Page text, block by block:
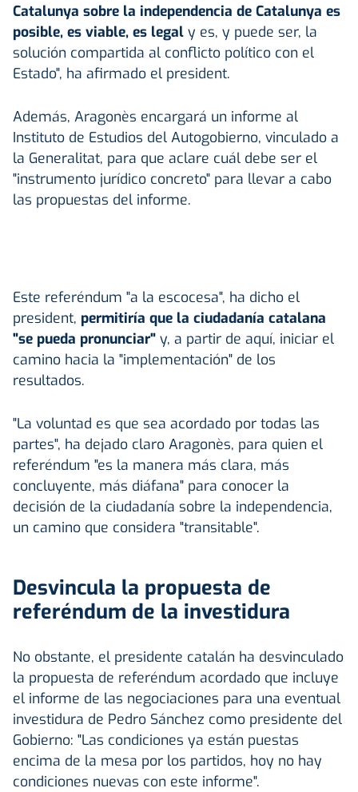
Catalunya sobre la independencia de Catalunya es
posible, es viable, es legal y es, y puede ser, la
solución compartida al conflicto político con el
Estado", ha afirmado el president.
Además, Aragonès encargará un informe al
Instituto de Estudios del Autogobierno, vinculado a
la Generalitat, para que aclare cuál debe ser el
"instrumento jurídico concreto" para llevar a cabo
las propuestas del informe.
Este referéndum "a la escocesa", ha dicho el
president, permitiría que la ciudadanía catalana
"se pueda pronunciar" y, a partir de aquí, iniciar el
camino hacia la "implementación" de los
resultados.
"La voluntad es que sea acordado por todas las
partes", ha dejado claro Aragonès, para quien el
referéndum "es la manera más clara, más
concluyente, más diáfana" para conocer la
decisión de la ciudadanía sobre la independencia,
un camino que considera "transitable".
Desvincula la propuesta de
referéndum de la investidura
No obstante, el presidente catalán ha desvinculado
la propuesta de referéndum acordado que incluye
el informe de las negociaciones para una eventual
investidura de Pedro Sánchez como presidente del
Gobierno: "Las condiciones ya están puestas
encima de la mesa por los partidos, hoy no hay
condiciones nuevas con este informe".